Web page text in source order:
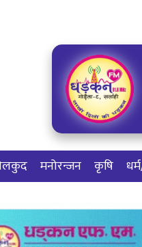
मनोरन्जन कृषि